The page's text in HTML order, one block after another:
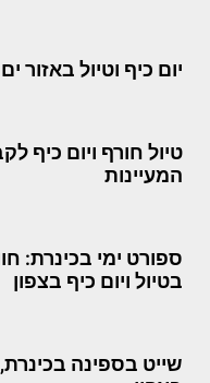
יום כיף וטיול באזור
טיול חורף ויום כיף
המעיינות
ספורט ימי בכינרת:
בטיול ויום כיף בצפון
שייט בספינה